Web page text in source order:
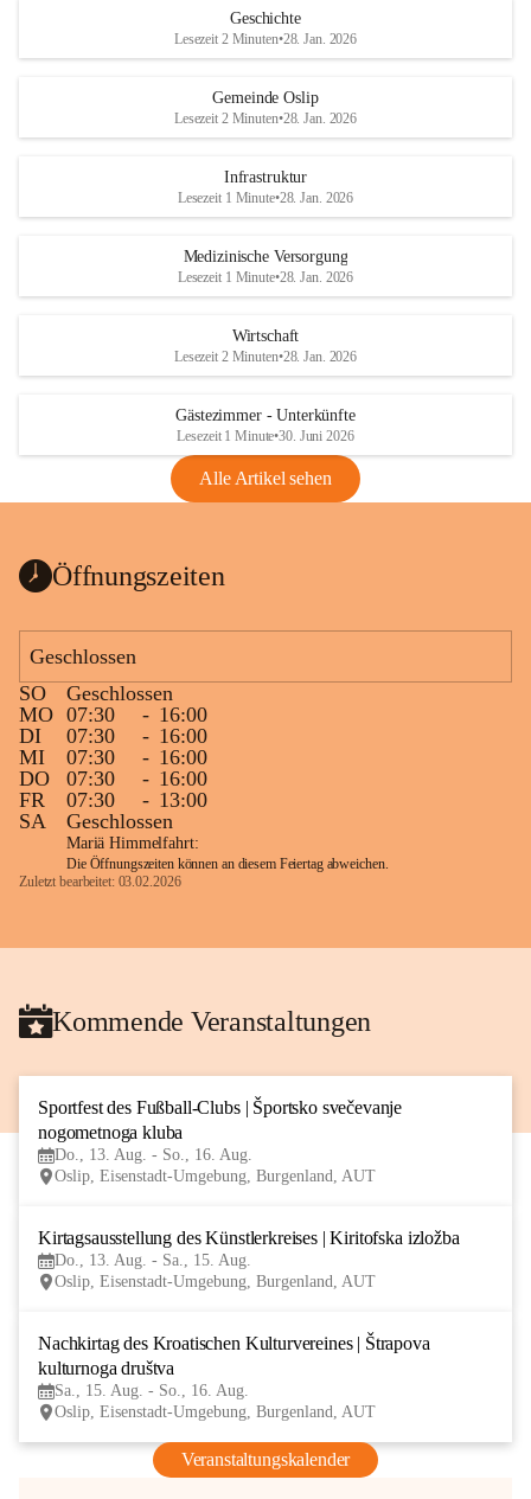
Geschichte
Lesezeit 2 Minuten•28. Jan. 2026
Gemeinde Oslip
Lesezeit 2 Minuten•28. Jan. 2026
Infrastruktur
Lesezeit 1 Minute•28. Jan. 2026
Medizinische Versorgung
Lesezeit 1 Minute•28. Jan. 2026
Wirtschaft
Lesezeit 2 Minuten•28. Jan. 2026
Gästezimmer - Unterkünfte
Lesezeit 1 Minute•30. Juni 2026
Alle Artikel sehen
Öffnungszeiten
Geschlossen
SO
Geschlossen
MO 07:30 - 16:00
DI
07:30 - 16:00
MI
07:30 - 16:00
DO
07:30 - 16:00
FR
07:30 - 13:00
SA
Geschlossen
Mariä Himmelfahrt:
Die Öffnungszeiten können an diesem Feiertag abweichen.
Zuletzt bearbeitet: 03.02.2026
Kommende Veranstaltungen
Sportfest des Fußball-Clubs | Športsko svečevanje
nogometnoga kluba
Do., 13. Aug. - So., 16. Aug.
Oslip, Eisenstadt-Umgebung, Burgenland, AUT
Kirtagsausstellung des Künstlerkreises | Kiritofska izložba
Do., 13. Aug. - Sa., 15. Aug.
Oslip, Eisenstadt-Umgebung, Burgenland, AUT
Nachkirtag des Kroatischen Kulturvereines | Štrapova
kulturnoga društva
Sa., 15. Aug. - So., 16. Aug.
Oslip, Eisenstadt-Umgebung, Burgenland, AUT
Veranstaltungskalender